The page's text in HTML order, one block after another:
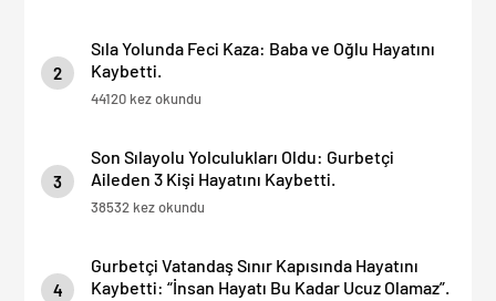
2
Sıla Yolunda Feci Kaza: Baba ve Oğlu Hayatını
Kaybetti.
44120 kez okundu
3
Son Sılayolu Yolculukları Oldu: Gurbetçi
Aileden 3 Kişi Hayatını Kaybetti.
38532 kez okundu
4
Gurbetçi Vatandaş Sınır Kapısında Hayatını
Kaybetti: “İnsan Hayatı Bu Kadar Ucuz Olamaz”.